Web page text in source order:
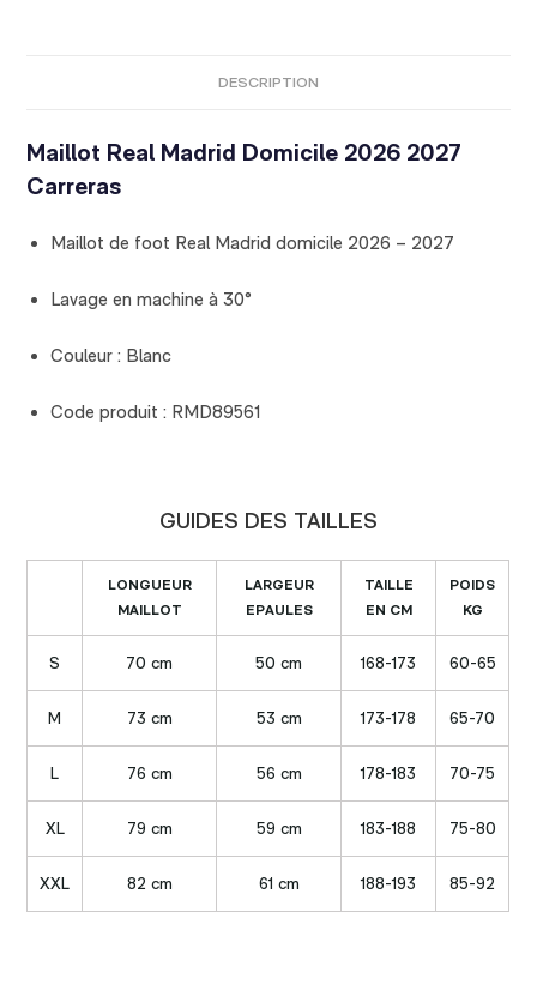
DESCRIPTION
Maillot Real Madrid Domicile 2026 2027
Carreras
Maillot de foot Real Madrid domicile 2026 – 2027
Lavage en machine à 30°
Couleur : Blanc
Code produit : RMD89561
GUIDES DES TAILLES
LONGUEUR
MAILLOT
LARGEUR
EPAULES
TAILLE
EN CM
POIDS
KG
S 70 cm 50 cm 168-173 60-65
M 73 cm 53 cm 173-178 65-70
L 76 cm 56 cm 178-183 70-75
XL 79 cm 59 cm 183-188 75-80
XXL 82 cm 61 cm 188-193 85-92